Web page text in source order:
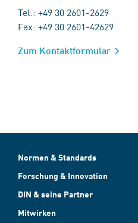
Tel.: +49 30 2601-2629
Fax: +49 30 2601-42629
Zum Kontaktformular
Normen & Standards
Forschung & Innovation
DIN & seine Partner
Mitwirken